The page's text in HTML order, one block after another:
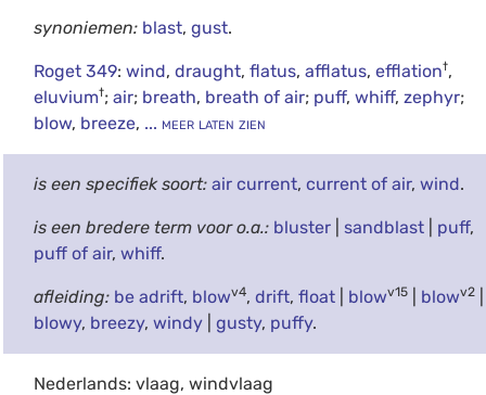
synoniemen: blast, gust.
Roget 349: wind, draught, flatus, afflatus, efflation†,
eluvium†; air; breath, breath of air; puff, whiff, zephyr;
blow, breeze, ... meer laten zien
is een specifiek soort: air current, current of air, wind.
is een bredere term voor o.a.: bluster| sandblast| puff,
puff of air, whiff.
afleiding: be adrift, blowv4, drift, float| blowv15| blowv2|
blowy, breezy, windy| gusty, puffy.
Nederlands: vlaag, windvlaag